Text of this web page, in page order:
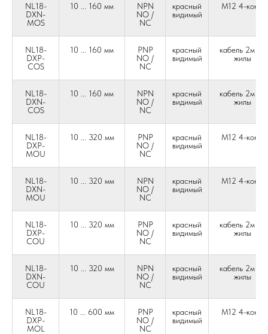
NL18-
DXN-
MOS
10 ... 160 мм
NPN
NO /
NC
красный
видимый
М12 4-конт.
NL18-
DXP-
COS
10 ... 160 мм
PNP
NO /
NC
красный
видимый
кабель 2м 4-
жилы
NL18-
DXN-
COS
10 ... 160 мм
NPN
NO /
NC
красный
видимый
кабель 2м 4-
жилы
NL18-
DXP-
MOU
10 ... 320 мм
PNP
NO /
NC
красный
видимый
М12 4-конт.
NL18-
DXN-
MOU
10 ... 320 мм
NPN
NO /
NC
красный
видимый
М12 4-конт.
NL18-
DXP-
COU
10 ... 320 мм
PNP
NO /
NC
красный
видимый
кабель 2м 4-
жилы
NL18-
DXN-
COU
10 ... 320 мм
NPN
NO /
NC
красный
видимый
кабель 2м 4-
жилы
NL18-
DXP-
MOL
10 ... 600 мм
PNP
NO /
NC
красный
видимый
М12 4-конт.